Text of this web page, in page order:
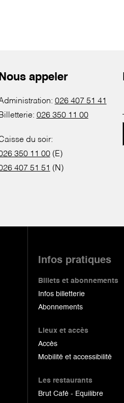
Nous appeler
026 407 51 41
Billetterie: 026 350 11 00
du soir:
350 11 00(E)
407 51 51 (N)
Infos pratiques
Billets et abonnements
Infos billetterie
Abonnements
Lieux et accès
Accès
Mobilité et accessibilité
Les restaurants
Brut Café - Equilibre